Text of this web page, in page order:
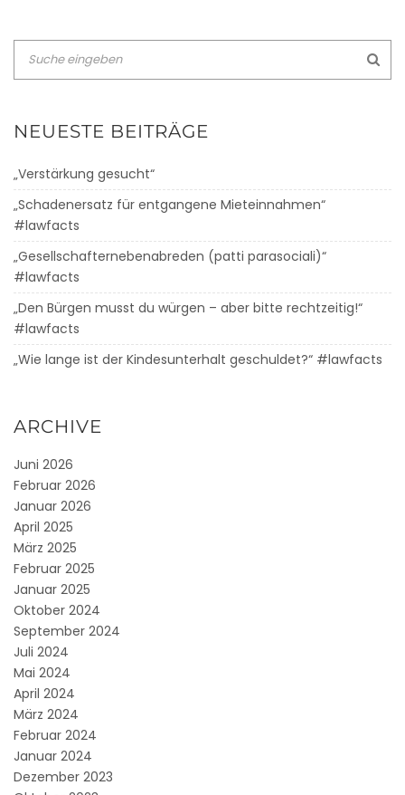
NEUESTE BEITRÄGE
„Verstärkung gesucht“
„Schadenersatz für entgangene Mieteinnahmen“
#lawfacts
„Gesellschafternebenabreden (patti parasociali)“
#lawfacts
„Den Bürgen musst du würgen – aber bitte rechtzeitig!“
#lawfacts
„Wie lange ist der Kindesunterhalt geschuldet?“ #lawfacts
ARCHIVE
Juni 2026
Februar 2026
Januar 2026
April 2025
März 2025
Februar 2025
Januar 2025
Oktober 2024
September 2024
Juli 2024
Mai 2024
April 2024
März 2024
Februar 2024
Januar 2024
Dezember 2023